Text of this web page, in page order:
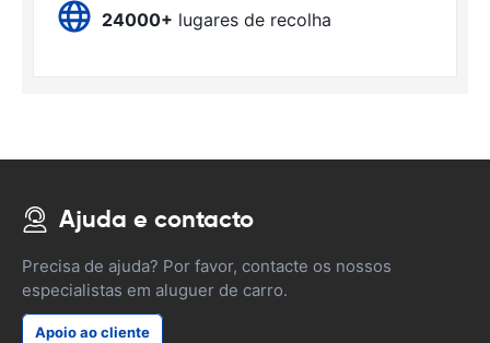
24000+ lugares de recolha
Ajuda e contacto
Precisa de ajuda? Por favor, contacte os nossos
especialistas em aluguer de carro.
Apoio ao cliente